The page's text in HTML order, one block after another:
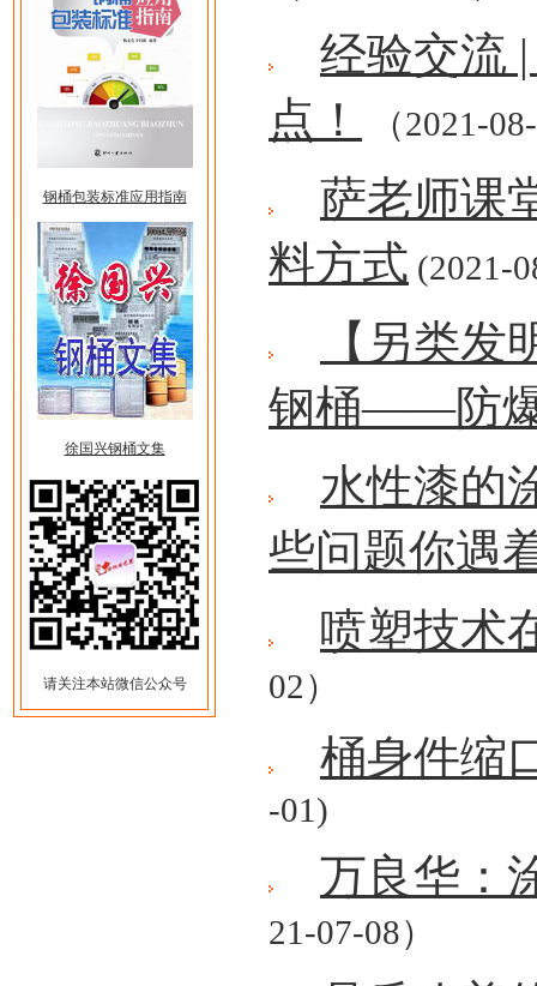
钢桶包装标准应用指南
徐国兴钢桶文集
请关注本站微信公众号
经验交流
点！
（2021-
萨老师课
料方式 (2021-
【另类
钢桶——防
水性漆的
些问题你遇
喷塑技术
02）
桶身件缩
-01)
万良华：
21-07-08）